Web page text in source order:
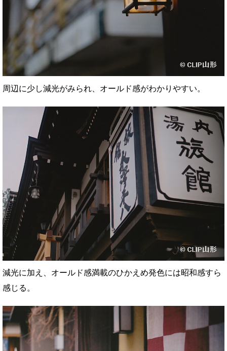
周辺に少し減光がみられ、オールド感がわかりやすい。
減光に加え、オールド感満載のひかえめ発色には昭和感すら
感じる。